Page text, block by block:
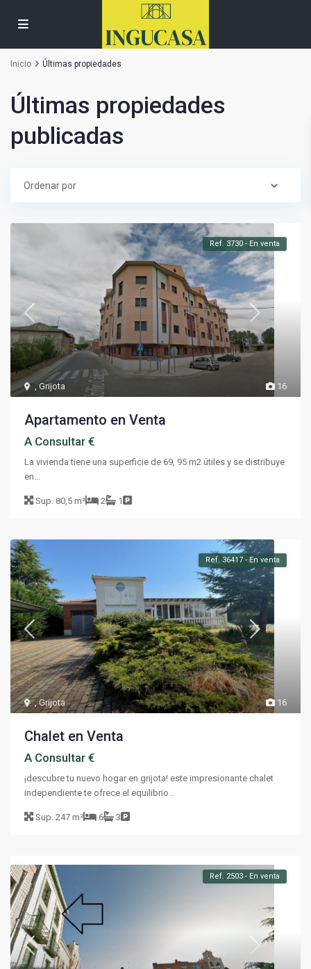
Inicio Últimas propiedades
Últimas propiedades
publicadas
16
,Grijota
Ref. 3730 - En venta
Apartamento en Venta
A Consultar €
La vivienda tiene una superficie de 69, 95 m2 útiles y se distribuye
en...
Sup. 80,5 m² 2 1
16
,Grijota
Ref. 36417 - En venta
Chalet en Venta
A Consultar €
¡descubre tu nuevo hogar en grijota! este impresionante chalet
independiente te ofrece el equilibrio...
Sup.247 m² 6 3
Ref. 2503 - En venta